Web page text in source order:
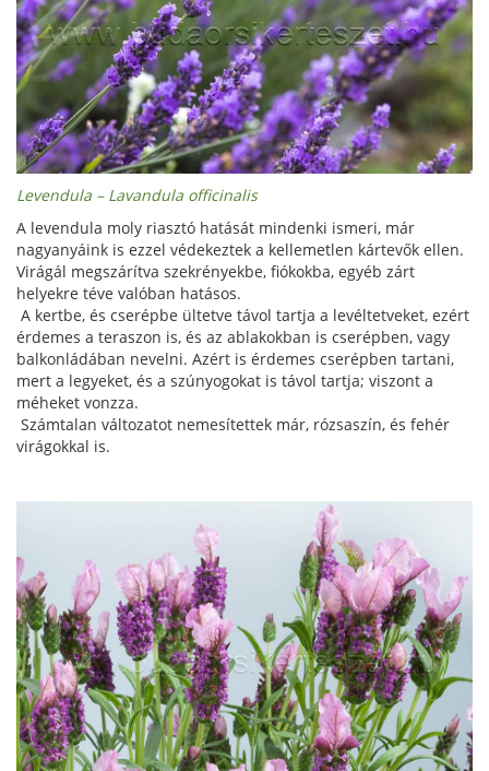
Levendula – Lavandula officinalis
A levendula moly riasztó hatását mindenki ismeri, már
nagyanyáink is ezzel védekeztek a kellemetlen kártevők ellen.
Virágál megszárítva szekrényekbe, fiókokba, egyéb zárt
helyekre téve valóban hatásos.
A kertbe, és cserépbe ültetve távol tartja a levéltetveket, ezért
érdemes a teraszon is, és az ablakokban is cserépben, vagy
balkonládában nevelni. Azért is érdemes cserépben tartani,
mert a legyeket, és a szúnyogokat is távol tartja; viszont a
méheket vonzza.
Számtalan változatot nemesítettek már, rózsaszín, és fehér
virágokkal is.